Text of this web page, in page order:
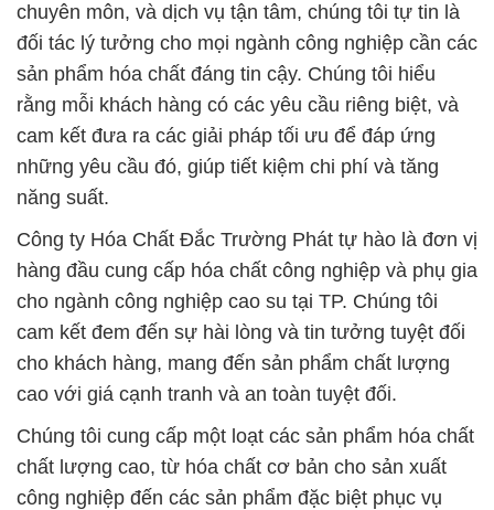
chuyên môn, và dịch vụ tận tâm, chúng tôi tự tin là
đối tác lý tưởng cho mọi ngành công nghiệp cần các
sản phẩm hóa chất đáng tin cậy. Chúng tôi hiểu
rằng mỗi khách hàng có các yêu cầu riêng biệt, và
cam kết đưa ra các giải pháp tối ưu để đáp ứng
những yêu cầu đó, giúp tiết kiệm chi phí và tăng
năng suất.
Công ty Hóa Chất Đắc Trường Phát tự hào là đơn vị
hàng đầu cung cấp hóa chất công nghiệp và phụ gia
cho ngành công nghiệp cao su tại TP. Chúng tôi
cam kết đem đến sự hài lòng và tin tưởng tuyệt đối
cho khách hàng, mang đến sản phẩm chất lượng
cao với giá cạnh tranh và an toàn tuyệt đối.
Chúng tôi cung cấp một loạt các sản phẩm hóa chất
chất lượng cao, từ hóa chất cơ bản cho sản xuất
công nghiệp đến các sản phẩm đặc biệt phục vụ